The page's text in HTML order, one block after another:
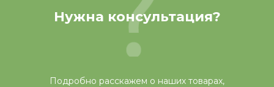
Нужна консультация?
Подробно расскажем о наших товарах,